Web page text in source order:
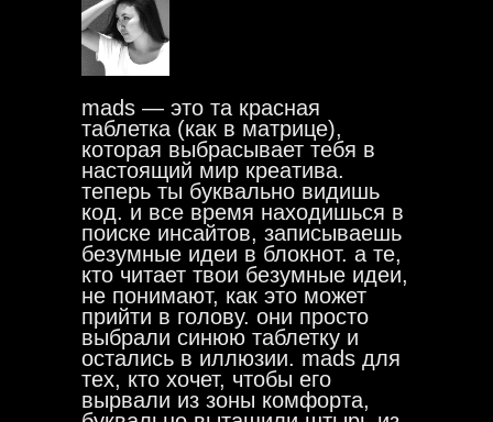
mads — это та красная
таблетка (как в матрице),
которая выбрасывает тебя в
настоящий мир креатива.
теперь ты буквально видишь
код. и все время находишься в
поиске инсайтов, записываешь
безумные идеи в блокнот. а те,
кто читает твои безумные идеи,
не понимают, как это может
прийти в голову. они просто
выбрали синюю таблетку и
остались в иллюзии. mads для
тех, кто хочет, чтобы его
вырвали из зоны комфорта,